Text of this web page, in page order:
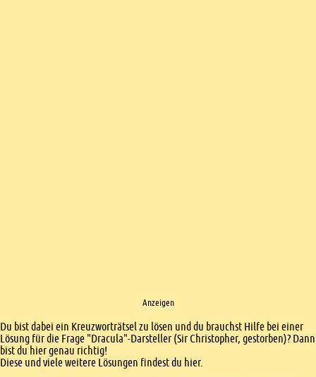
Anzeigen
Einleitung
Du bist dabei ein Kreuzworträtsel zu lösen und du brauchst Hilfe bei einer
Lösung für die Frage "Dracula"-Darsteller (Sir Christopher, gestorben)? Dann
bist du hier genau richtig!
Diese und viele weitere Lösungen findest du hier.